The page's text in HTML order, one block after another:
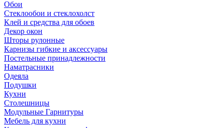
Обои
Стеклообои и стеклохолст
Клей и средства для обоев
Декор окон
Шторы рулонные
Карнизы гибкие и аксессуары
Постельные принадлежности
Наматрасники
Одеяла
Подушки
Кухни
Столешницы
Модульные Гарнитуры
Мебель для кухни